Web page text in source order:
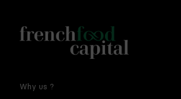
Notre newsletter est réservée aux
Why us ?